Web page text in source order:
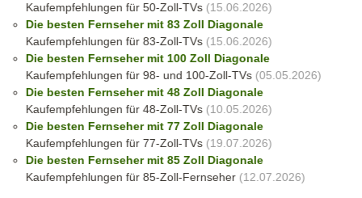
Kaufempfehlungen für 50-Zoll-TVs(15.06.2026)
Die besten Fernseher mit 83 Zoll Diagonale
Kaufempfehlungen für 83-Zoll-TVs(15.06.2026)
Die besten Fernseher mit 100 Zoll Diagonale
Kaufempfehlungen für 98- und 100-Zoll-TVs(05.05.2026)
Die besten Fernseher mit 48 Zoll Diagonale
Kaufempfehlungen für 48-Zoll-TVs(10.05.2026)
Die besten Fernseher mit 77 Zoll Diagonale
Kaufempfehlungen für 77-Zoll-TVs(19.07.2026)
Die besten Fernseher mit 85 Zoll Diagonale
Kaufempfehlungen für 85-Zoll-Fernseher(12.07.2026)